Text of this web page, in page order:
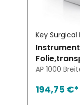
Key Surgical
AP 1000
194,75 €*